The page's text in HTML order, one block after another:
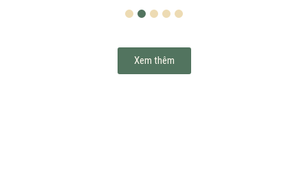
4 5
Xem thêm